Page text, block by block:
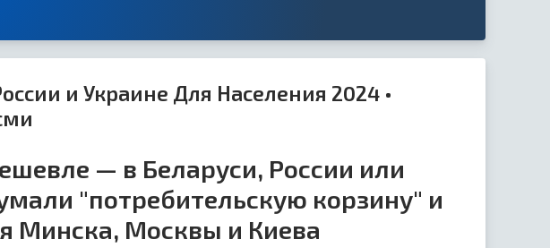
и Украине Для Населения 2024 •
— в Беларуси, России или
"потребительскую корзину" и
Минска, Москвы и Киева